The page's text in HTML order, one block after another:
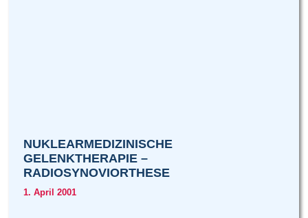
NUKLEARMEDIZINISCHE
GELENKTHERAPIE –
RADIOSYNOVIORTHESE
1. April 2001